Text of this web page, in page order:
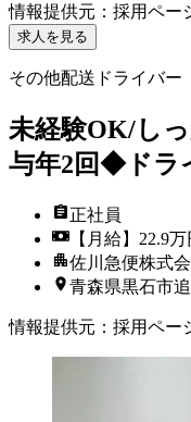
情報提供元 ： 採用ペー
求人を見る
その他配送ドライバー
未経験OK/し
与年2回◆ドラ
正社員
【月給】22.9
佐川急便株式
青森県黒石市
情報提供元 ： 採用ペー